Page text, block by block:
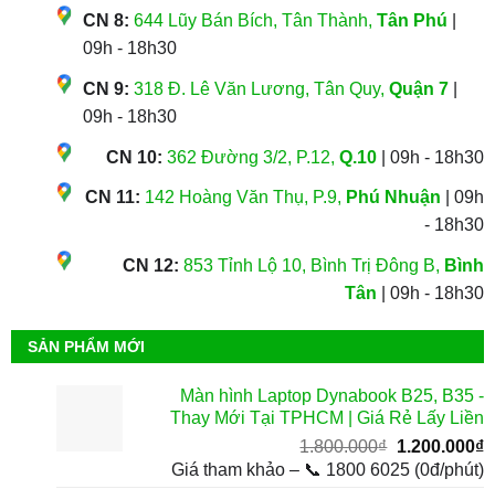
CN 8: 644 Lũy Bán Bích, Tân Thành, Tân Phú
09h - 18h30
CN 9: 318 Đ. Lê Văn Lương, Tân Quy, Quận 7|
09h - 18h30
CN 10: 362 Đường 3/2, P.12,Q.10 | 09h - 18h30
CN 11: 142 Hoàng Văn Thụ, P.9, Phú Nhuận | 09h
- 18h30
CN 12: 853 Tỉnh Lộ 10, Bình Trị Đông B, Bình
Tân | 09h - 18h30
SẢN PHẨM MỚI
Màn hình Laptop Dynabook B25, B35 -
Thay Mới Tại TPHCM | Giá Rẻ Lấy Liền
1.800.000₫ Giá
gốc
1.200.000₫
Giá tham khảo – 📞 1800 6025 (0đ/phút)